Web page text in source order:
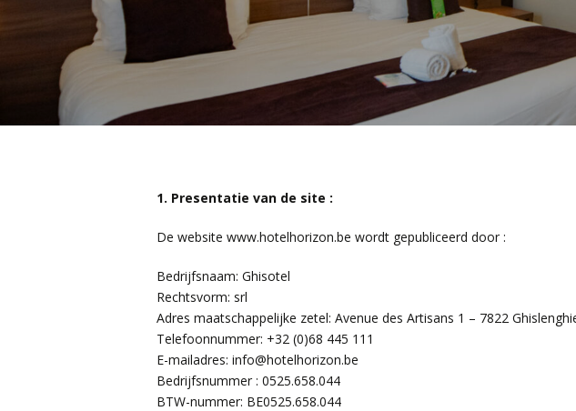
1. Presentatie van de site :
De website www.hotelhorizon.be wordt gepubliceerd door :
Bedrijfsnaam: Ghisotel
Rechtsvorm: srl
Adres maatschappelijke zetel: Avenue des Artisans 1 – 7822
Telefoonnummer: +32 (0)68 445 111
E-mailadres: info@hotelhorizon.be
Bedrijfsnummer : 0525.658.044
BTW-nummer: BE0525.658.044